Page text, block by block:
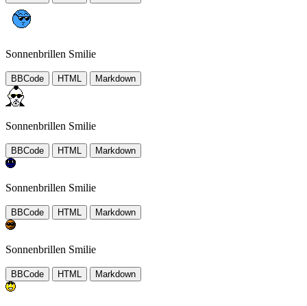
Sonnenbrillen Smilie
BBCode HTML Markdown
Sonnenbrillen Smilie
BBCode HTML Markdown
Sonnenbrillen Smilie
BBCode HTML Markdown
Sonnenbrillen Smilie
BBCode HTML Markdown